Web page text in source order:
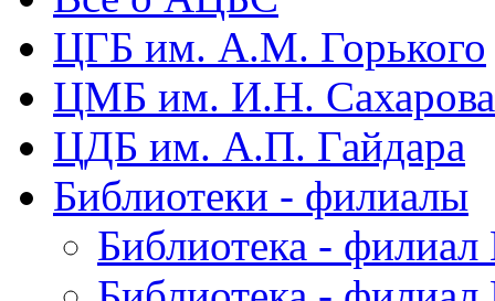
ЦГБ им. А.М. Горького
ЦМБ им. И.Н. Сахарова
ЦДБ им. А.П. Гайдара
Библиотеки - филиалы
Библиотека -